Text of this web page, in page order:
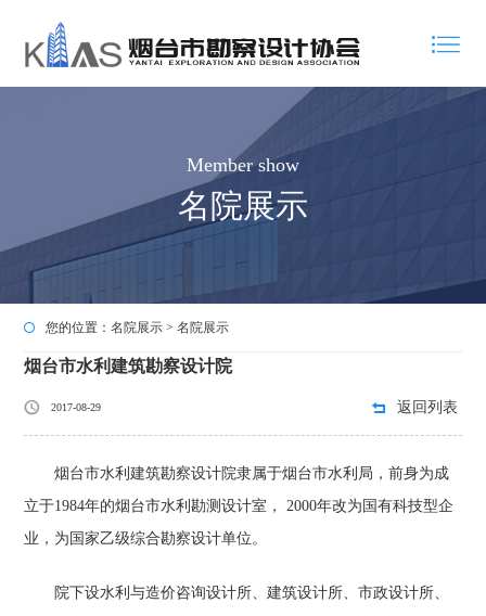
Member show
名院展示
您的位置：名院展示 >名院展示
烟台市水利建筑勘察设计院
2017-08-29 返回列表
烟台市水利建筑勘察设计院隶属于烟台市水利局，前身为成
立于1984年的烟台市水利勘测设计室， 2000年改为国有科技型企
业，为国家乙级综合勘察设计单位。
院下设水利与造价咨询设计所、建筑设计所、市政设计所、